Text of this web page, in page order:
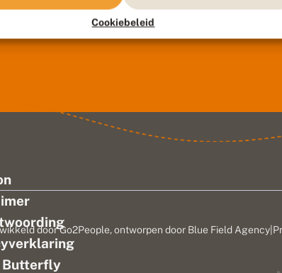
Cookiebeleid
Butterfly
doorGo2People, ontworpen door Blue Field Agency